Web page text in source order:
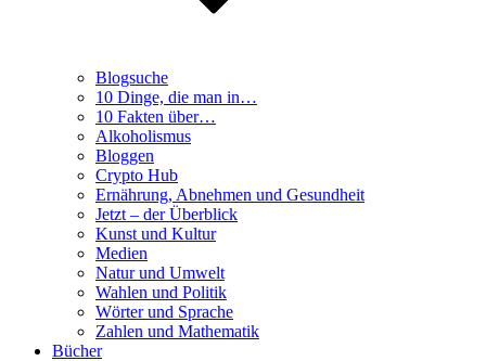
Blogsuche
10 Dinge, die man in…
10 Fakten über…
Alkoholismus
Bloggen
Crypto Hub
Ernährung, Abnehmen und Gesundheit
Jetzt – der Überblick
Kunst und Kultur
Medien
Natur und Umwelt
Wahlen und Politik
Wörter und Sprache
Zahlen und Mathematik
Bücher